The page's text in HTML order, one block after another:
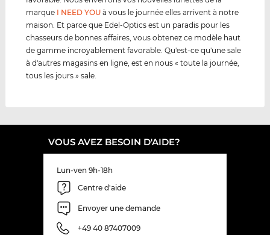
marque I NEED YOU à vous le journée elles arrivent à notre
maison. Et parce que Edel-Optics est un paradis pour les
chasseurs de bonnes affaires, vous obtenez ce modèle haut
de gamme incroyablement favorable. Qu'est-ce qu'une sale
à d'autres magasins en ligne, est en nous « toute la journée,
tous les jours » sale.
VOUS AVEZ BESOIN D'AIDE?
Lun-ven 9h-18h
Centre d'aide
Envoyer une demande
+49 40 87407009